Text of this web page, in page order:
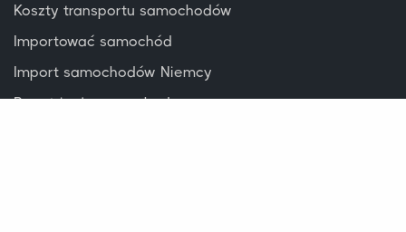
Koszty transportu samochodów
Importować samochód
Import samochodów Niemcy
Repatriacja samochodu